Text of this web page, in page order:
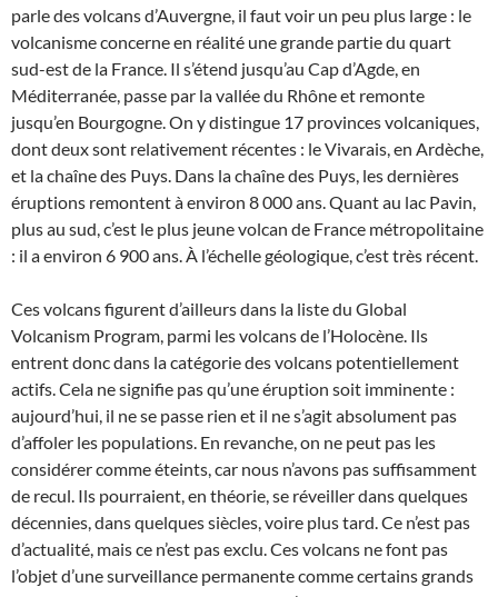
parle des volcans d’Auvergne, il faut voir un peu plus large : le
volcanisme concerne en réalité une grande partie du quart
sud-est de la France. Il s’étend jusqu’au Cap d’Agde, en
Méditerranée, passe par la vallée du Rhône et remonte
jusqu’en Bourgogne. On y distingue 17 provinces volcaniques,
dont deux sont relativement récentes : le Vivarais, en Ardèche,
et la chaîne des Puys. Dans la chaîne des Puys, les dernières
éruptions remontent à environ 8 000 ans. Quant au lac Pavin,
plus au sud, c’est le plus jeune volcan de France métropolitaine
: il a environ 6 900 ans. À l’échelle géologique, c’est très récent.
Ces volcans figurent d’ailleurs dans la liste du Global
Volcanism Program, parmi les volcans de l’Holocène. Ils
entrent donc dans la catégorie des volcans potentiellement
actifs. Cela ne signifie pas qu’une éruption soit imminente :
aujourd’hui, il ne se passe rien et il ne s’agit absolument pas
d’affoler les populations. En revanche, on ne peut pas les
considérer comme éteints, car nous n’avons pas suffisamment
de recul. Ils pourraient, en théorie, se réveiller dans quelques
décennies, dans quelques siècles, voire plus tard. Ce n’est pas
d’actualité, mais ce n’est pas exclu. Ces volcans ne font pas
l’objet d’une surveillance permanente comme certains grands